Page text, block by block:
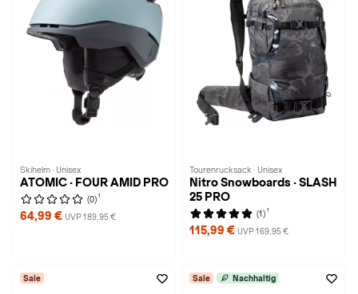
Skihelm · Unisex
ATOMIC · FOUR AMID PRO
(0) 1
64,99 € UVP 189,95 €
Tourenrucksack · Unisex
Nitro Snowboards · SLASH
25 PRO
(1) 1
115,99 € UVP 169,95 €
Sale Sale Nachhaltig